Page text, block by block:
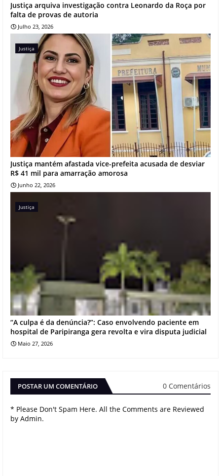
Justiça arquiva investigação contra Leonardo da Roça por
falta de provas de autoria
Julho 23, 2026
Justiça
Justiça mantém afastada vice-prefeita acusada de desviar
R$ 41 mil para amarração amorosa
Junho 22, 2026
Justiça
“A culpa é da denúncia?”: Caso envolvendo paciente em
hospital de Paripiranga gera revolta e vira disputa judicial
Maio 27, 2026
POSTAR UM COMENTÁRIO 0 Comentários
* Please Don't Spam Here. All the Comments are Reviewed
by Admin.